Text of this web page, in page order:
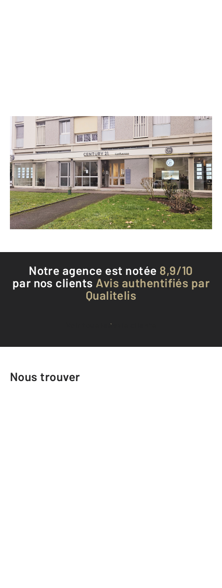
CENTURY 21 Confluences
8 boulevard Pierre de Coubertin
NEVERS - 58000
Envoyer un message
Téléphoner à l'agence
Notre agence est notée 8,9/10
par nos clients Avis authentifiés par
Qualitelis
Voir tous les avis clients
Nous trouver